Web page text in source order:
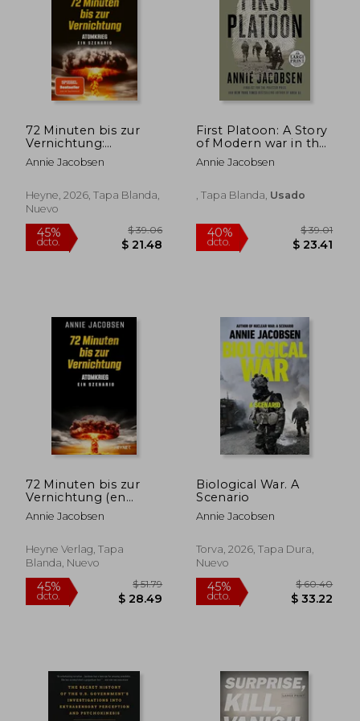
45%
dcto. $ 23.07
40%
dcto.
$ 46.26
72 Minuten bis zur
Vernichtung:
Atomkrieg - ein
Szenario - Der
jetzt im Taschenbuch
(en Alemán)
Annie Jacobsen
Heyne, 2026, Tapa Blanda,
Nuevo
First Platoon: A Story
of Modern war in the
age of Identity
Dominance (Random
Annie Jacobsen
, Tapa Blanda, Usado
72 Minuten bis zur
Vernichtung (en
Alemán)
Annie Jacobsen
Heyne Verlag, Tapa
Blanda, Nuevo
Biological War. A
Scenario
Annie Jacobsen
Torva, 2026, Tapa Dura,
Nuevo